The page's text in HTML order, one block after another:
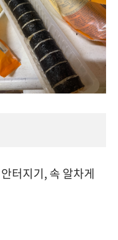
터지기, 속 알차게